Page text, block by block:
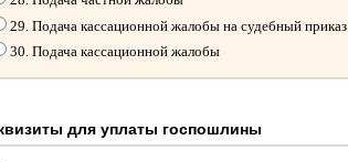
29. Подача кассационной жалобы на судебный приказ
30. Подача кассационной жалобы
для уплаты госпошлины